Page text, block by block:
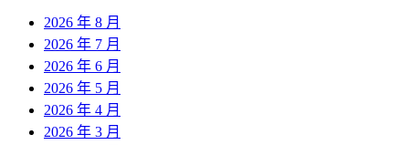
2026 年 8 月
2026 年 7 月
2026 年 6 月
2026 年 5 月
2026 年 4 月
2026 年 3 月